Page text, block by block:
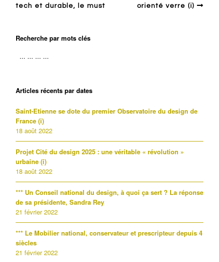
tech et durable, le must
orienté verre (i)
Recherche par mots clés
Articles récents par dates
Saint-Etienne se dote du premier Observatoire du design de
France (i)
18 août 2022
Projet Cité du design 2025 : une véritable « révolution »
urbaine (i)
18 août 2022
*** Un Conseil national du design, à quoi ça sert ? La réponse
de sa présidente, Sandra Rey
21 février 2022
*** Le Mobilier national, conservateur et prescripteur depuis 4
siècles
21 février 2022